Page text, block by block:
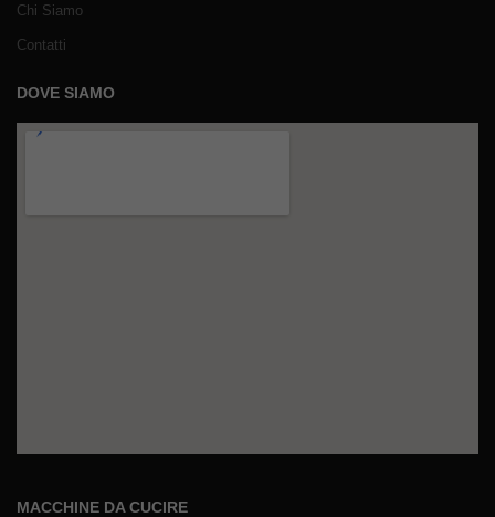
Chi Siamo
Contatti
DOVE SIAMO
MACCHINE DA CUCIRE